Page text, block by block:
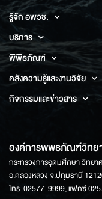
รู้จัก อพวช.
บริการ
พิพิธภัณฑ์
คลังความรู้และงานวิจัย
กิจกรรมและข่าวสาร
องค์การพิพิธภัณฑ์วิทย
กระทรวงการอุดมศึกษา วิทย
อ.คลองหลวง จ.ปทุมธานี
โทร: 02577-9999, แฟกซ์